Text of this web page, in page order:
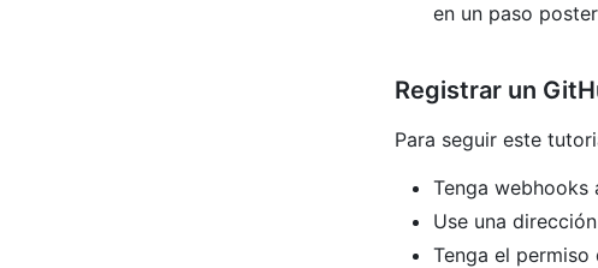
en un paso
Registrar un
Para seguir este
Tenga webhooks
Use una
Tenga el